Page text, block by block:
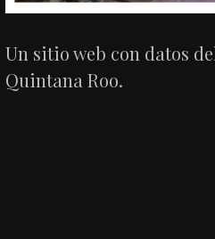
Un sitio web con datos
Quintana Roo.